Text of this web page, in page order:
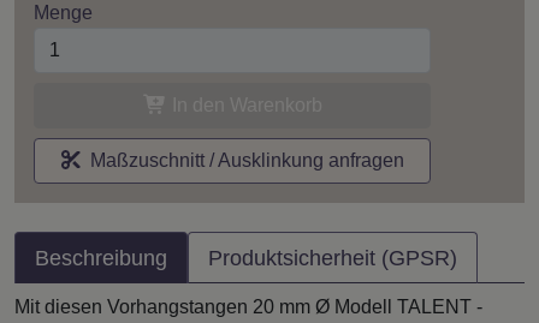
Menge
Maßzuschnitt / Ausklinkung anfragen
Beschreibung Produktsicherheit (GPSR)
Mit diesen Vorhangstangen 20 mm Ø Modell TALENT -